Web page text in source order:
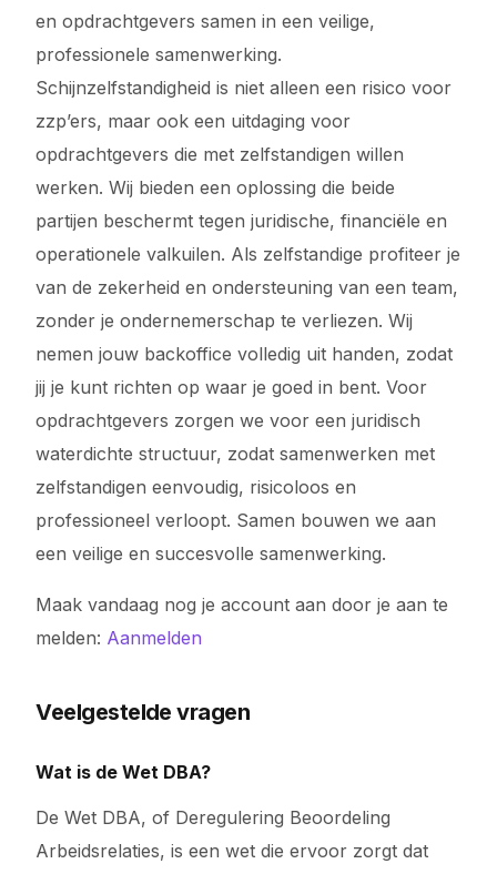
en opdrachtgevers samen in een veilige,
professionele samenwerking.
Schijnzelfstandigheid is niet alleen een risico voor
zzp’ers, maar ook een uitdaging voor
opdrachtgevers die met zelfstandigen willen
werken. Wij bieden een oplossing die beide
partijen beschermt tegen juridische, financiële en
operationele valkuilen. Als zelfstandige profiteer je
van de zekerheid en ondersteuning van een team,
zonder je ondernemerschap te verliezen. Wij
nemen jouw backoffice volledig uit handen, zodat
jij je kunt richten op waar je goed in bent. Voor
opdrachtgevers zorgen we voor een juridisch
waterdichte structuur, zodat samenwerken met
zelfstandigen eenvoudig, risicoloos en
professioneel verloopt. Samen bouwen we aan
een veilige en succesvolle samenwerking.
Maak vandaag nog je account aan door je aan te
melden: Aanmelden
Veelgestelde vragen
Wat is de Wet DBA?
De Wet DBA, of Deregulering Beoordeling
Arbeidsrelaties, is een wet die ervoor zorgt dat